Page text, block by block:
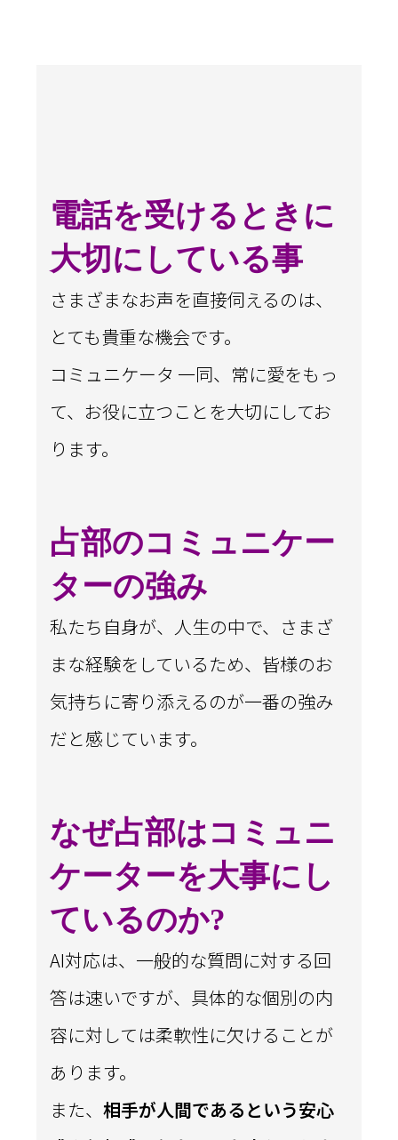
電話を受けるときに
大切にしている事
さまざまなお声を直接伺えるのは、
とても貴重な機会です。
コミュニケータ 一同、常に愛をもっ
て、お役に立つことを大切にしてお
ります。
占部のコミュニケー
ターの強み
私たち自身が、人生の中で、さまざ
まな経験をしているため、皆様のお
気持ちに寄り添えるのが一番の強み
だと感じています。
なぜ占部はコミュニ
ケーターを大事にし
ているのか?
AI対応は、一般的な質問に対する回
答は速いですが、具体的な個別の内
容に対しては柔軟性に欠けることが
あります。
また、 相手が人間であるという安心